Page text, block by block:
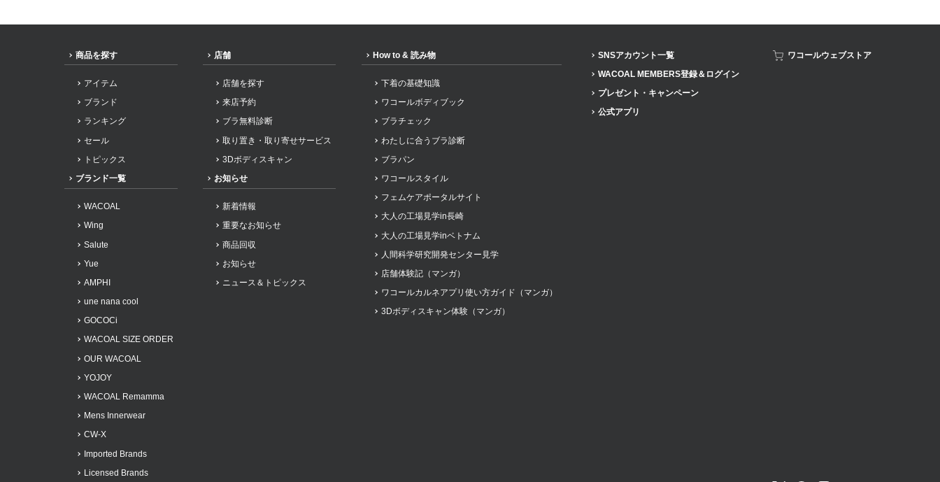
商品を探す
アイテム
ブランド
ランキング
セール
トピックス
ブランド一覧
WACOAL
Wing
Salute
Yue
AMPHI
une nana cool
GOCOCi
WACOAL SIZE ORDER
OUR WACOAL
YOJOY
WACOAL Remamma
Mens Innerwear
CW-X
Imported Brands
Licensed Brands
店舗
店舗を探す
来店予約
ブラ無料診断
取り置き・取り寄せサービス
3Dボディスキャン
お知らせ
新着情報
重要なお知らせ
商品回収
お知らせ
ニュース＆トピックス
How to & 読み物
下着の基礎知識
ワコールボディブック
ブラチェック
わたしに合うブラ診断
ブラパン
ワコールスタイル
フェムケアポータルサイト
大人の工場見学in長崎
大人の工場見学inベトナム
人間科学研究開発センター見学
店舗体験記（マンガ）
ワコールカルネアプリ使い方ガイド（マンガ）
3Dボディスキャン体験（マンガ）
SNSアカウント一覧
WACOAL MEMBERS登録＆ログイン
プレゼント・キャンペーン
公式アプリ
ワコールウェブストア